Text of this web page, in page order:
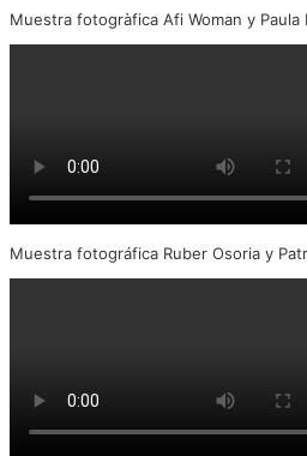
Muestra fotogràfica Afi Woman y Paula
Muestra fotográfica Ruber Osoria y